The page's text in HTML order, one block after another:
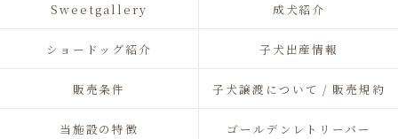
Sweetgallery 成犬紹介
ショードッグ紹介 子犬出産情報
販売条件 子犬譲渡について / 販売規約
当施設の特徴 ゴールデンレトリーバー